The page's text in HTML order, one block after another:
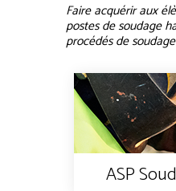
Faire acquérir aux
postes de soudage
procédés de
ASP